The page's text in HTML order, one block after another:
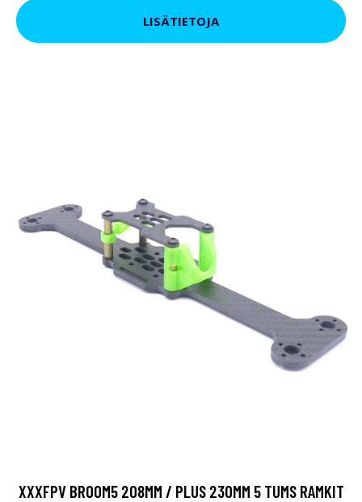
LISÄTIETOJA
XXXFPV BROOM5 208MM / PLUS 230MM 5 TUMS RAMKIT